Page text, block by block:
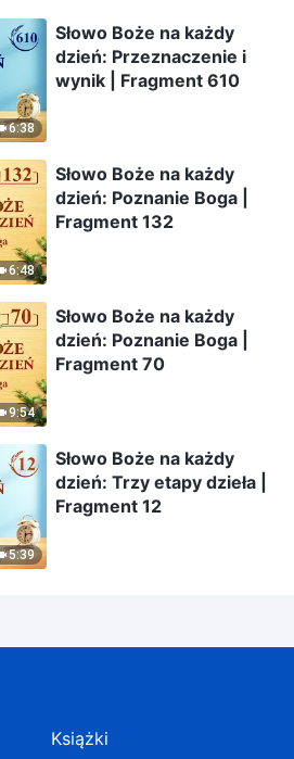
6:38
Słowo Boże na każdy
dzień: Przeznaczenie i
wynik | Fragment 610
6:48
Słowo Boże na każdy
dzień: Poznanie Boga |
Fragment 132
9:54
Słowo Boże na każdy
dzień: Poznanie Boga |
Fragment 70
5:39
Słowo Boże na każdy
dzień: Trzy etapy dzieła |
Fragment 12
Książki